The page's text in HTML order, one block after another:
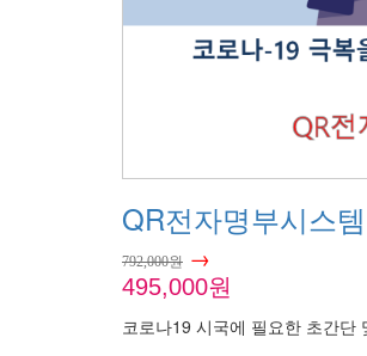
QR전자명부시스
792,000원 →
495,000원
코로나19 시국에 필요한 초간단